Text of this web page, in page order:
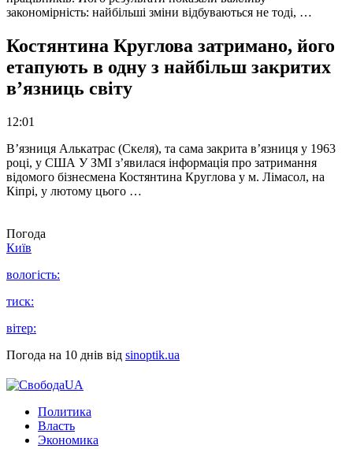
закономірність: найбільші зміни відбуваються не тоді, …
Костянтина Круглова затримано, його
етапують в одну з найбільш закритих
в’язниць світу
12:01
В’язниця Алькатрас (Скеля), та сама закрита в’язниця у 1963
році, у США У ЗМІ з’явилася інформація про затримання
відомого бізнесмена Костянтина Круглова у м. Лімасол, на
Кіпрі, у лютому цього …
Погода
Київ
вологість:
тиск:
вітер:
Погода на 10 днів від sinoptik.ua
Политика
Власть
Экономика